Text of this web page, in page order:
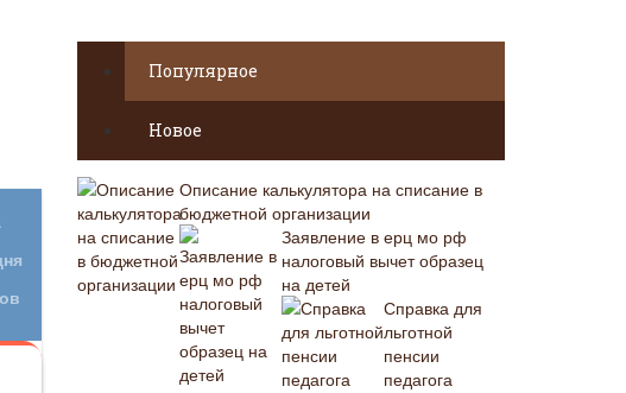
Популярное
Новое
Описание калькулятора на списание в
бюджетной организации
Заявление в ерц мо рф
налоговый вычет образец
на детей
Справка для
льготной
пенсии
педагога